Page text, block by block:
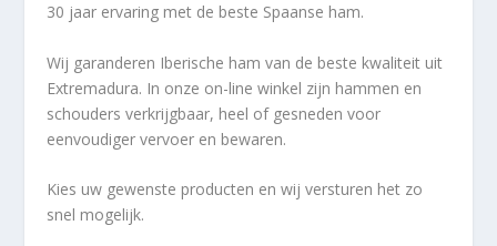
30 jaar ervaring met de beste Spaanse ham.
Wij garanderen Iberische ham van de beste kwaliteit uit
Extremadura. In onze on-line winkel zijn hammen en
schouders verkrijgbaar, heel of gesneden voor
eenvoudiger vervoer en bewaren.
Kies uw gewenste producten en wij versturen het zo
snel mogelijk.